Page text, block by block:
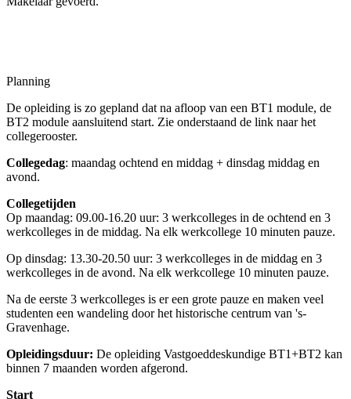
Planning
De opleiding is zo gepland dat na afloop van een BT1 module, de
BT2 module aansluitend start. Zie onderstaand de link naar het
collegerooster.
Collegedag: maandag ochtend en middag + dinsdag middag en
avond.
Collegetijden
Op maandag: 09.00-16.20 uur: 3 werkcolleges in de ochtend en 3
werkcolleges in de middag. Na elk werkcollege 10 minuten pauze.
Op dinsdag: 13.30-20.50 uur: 3 werkcolleges in de middag en 3
werkcolleges in de avond. Na elk werkcollege 10 minuten pauze.
Na de eerste 3 werkcolleges is er een grote pauze en maken veel
studenten een wandeling door het historische centrum van 's-
Gravenhage.
Opleidingsduur: De opleiding Vastgoeddeskundige BT1+BT2 kan
binnen 7 maanden worden afgerond.
Start